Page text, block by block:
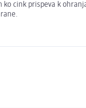
cink prispeva k